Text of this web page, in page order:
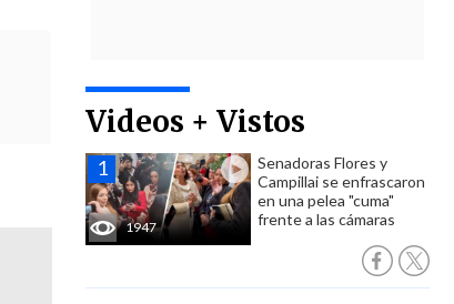
Videos + Vistos
1947
Senadoras Flores y
Campillai se enfrascaron
en una pelea "cuma"
frente a las cámaras